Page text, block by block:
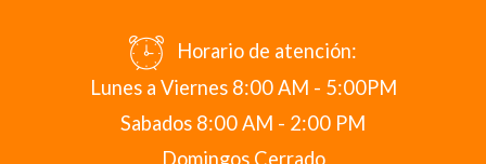
Horario de atención:
Lunes a Viernes 8:00 AM - 5:00PM
Sabados 8:00 AM - 2:00 PM
Domingos Cerrado